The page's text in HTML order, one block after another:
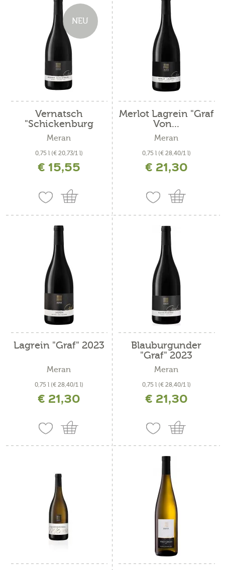
NEU
Vernatsch
"Schickenburg
Graf...
Meran
0,75 l (€ 20,73/1 l)
inkl. MwSt. zzgl. Versandkosten
€ 15,55
Merlot Lagrein "Graf
Von...
Meran
0,75 l (€ 28,40/1 l)
inkl. MwSt. zzgl. Versandkosten
€ 21,30
Lagrein "Graf" 2023
Meran
0,75 l (€ 28,40/1 l)
€ 21,30
Blauburgunder
"Graf" 2023
Meran
0,75 l (€ 28,40/1 l)
€ 21,30